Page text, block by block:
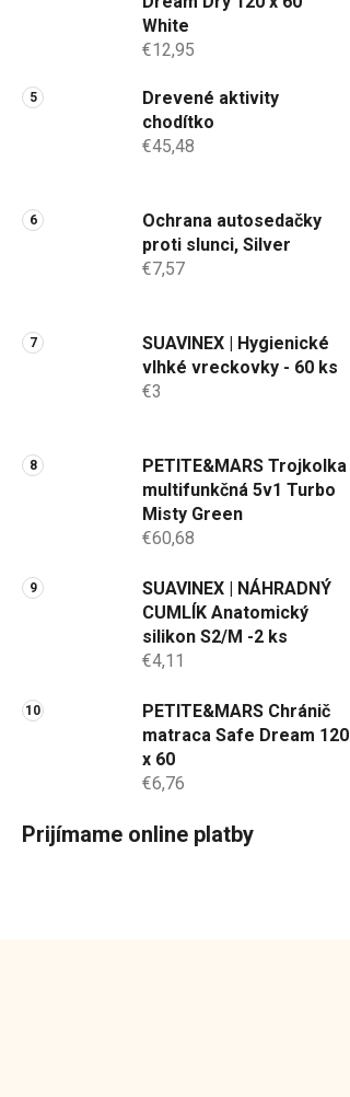
White
€12,95
Drevené aktivity
chodítko
€45,48
Ochrana autosedačky
proti slunci, Silver
€7,57
SUAVINEX | Hygienické
vlhké vreckovky - 60 ks
€3
PETITE&MARS Trojkolka
multifunkčná 5v1 Turbo
Misty Green
€60,68
SUAVINEX | NÁHRADNÝ
CUMLÍK Anatomický
silikon S2/M -2 ks
€4,11
PETITE&MARS Chránič
matraca Safe Dream 120
x 60
€6,76
Prijímame online platby